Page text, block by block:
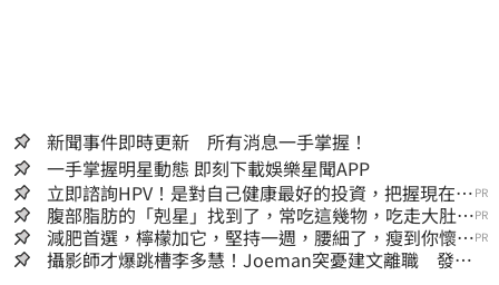
新聞事件即時更新 所有消息一手掌握！
一手掌握明星動態 即刻下載娛樂星聞APP
立即諮詢HPV！是對自己健康最好的投資，把握現在不
嫌晚！
PR
腹部脂肪的「剋星」找到了，常吃這幾物，吃走大肚
囊，瘦出小蠻腰
PR
減肥首選，檸檬加它，堅持一週，腰細了，瘦到你懷疑
人生
PR
攝影師才爆跳槽李多慧！Joeman突憂建文離職 發聲